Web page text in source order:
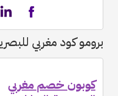
برومو كود مغربي للبصريات
كوبون خصم مغربي